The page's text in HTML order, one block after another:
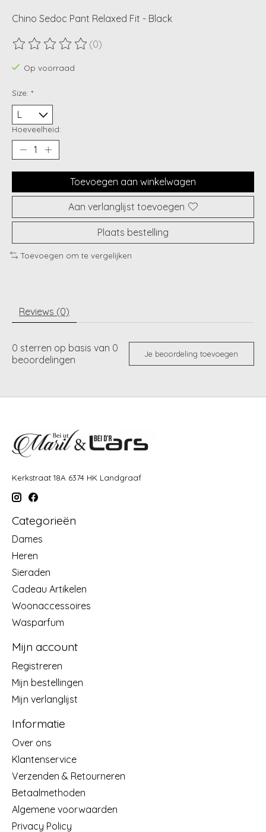
Chino Sedoc Pant Relaxed Fit - Black
De beoordeling van dit product is
(0)
Op voorraad
Size: *
Hoeveelheid:
Toevoegen aan winkelwagen
Aan verlanglijst toevoegen
Plaats bestelling
Toevoegen om te vergelijken
Reviews (0)
0 sterren op basis van 0
beoordelingen
Je beoordeling toevoegen
Kerkstraat 18A 6374 HK Landgraaf
Categorieën
Dames
Heren
Sieraden
Cadeau Artikelen
Woonaccessoires
Wasparfum
Mijn account
Registreren
Mijn bestellingen
Mijn verlanglijst
Informatie
Over ons
Klantenservice
Verzenden & Retourneren
Betaalmethoden
Algemene voorwaarden
Privacy Policy